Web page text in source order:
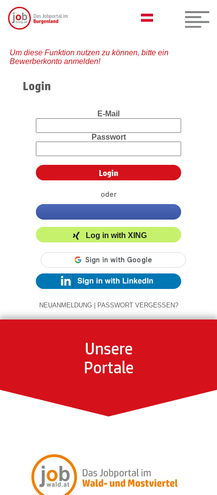
Um diese Funktion nutzen zu können, bitte ein
Bewerberkonto anmelden!
Login
E-Mail
Passwort
oder
Log in with XING
NEUANMELDUNG | PASSWORT VERGESSEN?
Unsere
Portale